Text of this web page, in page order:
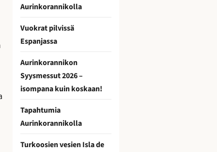
Aurinkorannikolla
Vuokrat pilvissä
Espanjassa
Aurinkorannikon
Syysmessut 2026 –
isompana kuin koskaan!
Tapahtumia
Aurinkorannikolla
Turkoosien vesien Isla de